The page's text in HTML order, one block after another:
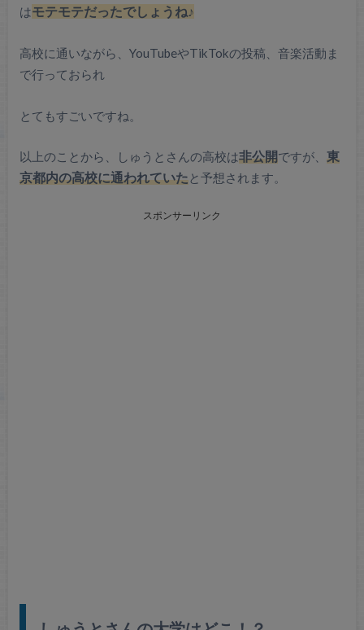
はモテモテだったでしょうね♪
高校に通いながら、YouTubeやTikTokの投稿、音楽活動ま
で行っておられ
とてもすごいですね。
以上のことから、しゅうとさんの高校は非公開ですが、 東
京都内の高校に通われていたと予想されます。
スポンサーリンク